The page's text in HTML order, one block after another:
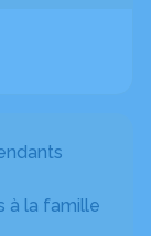
à la famille